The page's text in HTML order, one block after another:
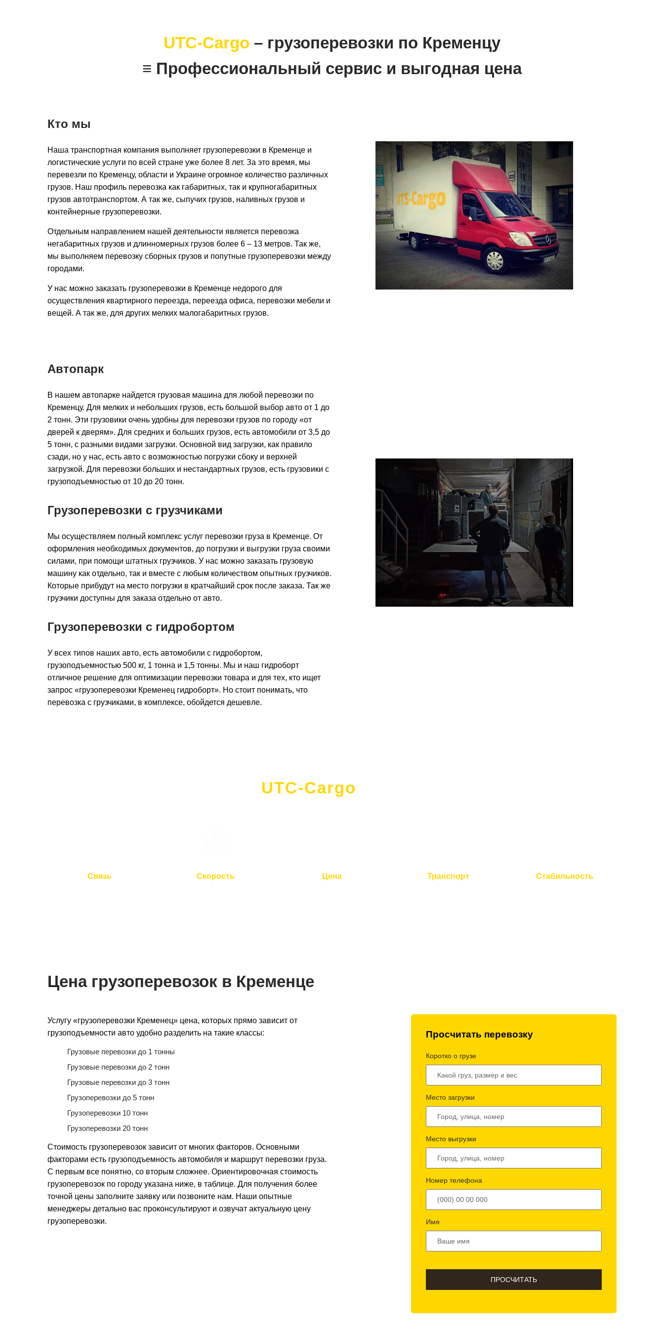
UTC-Cargo – грузоперевозки по Кременцу
≡ Профессиональный сервис и выгодная цена
Кто мы
Наша транспортная компания выполняет грузоперевозки в Кременце и
логистические услуги по всей стране уже более 8 лет. За это время, мы
перевезли по Кременцу, области и Украине огромное количество различных
грузов. Наш профиль перевозка как габаритных, так и крупногабаритных
грузов автотранспортом. А так же, сыпучих грузов, наливных грузов и
контейнерные грузоперевозки.
Отдельным направлением нашей деятельности является перевозка
негабаритных грузов и длинномерных грузов более 6 – 13 метров. Так же,
мы выполняем перевозку сборных грузов и попутные грузоперевозки между
городами.
У нас можно заказать грузоперевозки в Кременце недорого для
осуществления квартирного переезда, переезда офиса, перевозки мебели и
вещей. А так же, для других мелких малогабаритных грузов.
Автопарк
В нашем автопарке найдется грузовая машина для любой перевозки по
Кременцу. Для мелких и небольших грузов, есть большой выбор авто от 1 до
2 тонн. Эти грузовики очень удобны для перевозки грузов по городу «от
дверей к дверям». Для средних и больших грузов, есть автомобили от 3,5 до
5 тонн, с разными видами загрузки. Основной вид загрузки, как правило
сзади, но у нас, есть авто с возможностью погрузки сбоку и верхней
загрузкой. Для перевозки больших и нестандартных грузов, есть грузовики с
грузоподъемностью от 10 до 20 тонн.
Грузоперевозки с грузчиками
Мы осуществляем полный комплекс услуг перевозки груза в Кременце. От
оформления необходимых документов, до погрузки и выгрузки груза своими
силами, при помощи штатных грузчиков. У нас можно заказать грузовую
машину как отдельно, так и вместе с любым количеством опытных грузчиков.
Которые прибудут на место погрузки в кратчайший срок после заказа. Так же
грузчики доступны для заказа отдельно от авто.
Грузоперевозки с гидробортом
У всех типов наших авто, есть автомобили с гидробортом,
грузоподъемностью 500 кг, 1 тонна и 1,5 тонны. Мы и наш гидроборт
отличное решение для оптимизации перевозки товара и для тех, кто ищет
запрос «грузоперевозки Кременец гидроборт». Но стоит понимать, что
перевозка с грузчиками, в комплексе, обойдется дешевле.
UTC-Cargo
Связь
Скорость
Цена
Транспорт
Стабильность
Цена грузоперевозок в Кременце
Услугу «грузоперевозки Кременец» цена, которых прямо зависит от
грузоподъемности авто удобно разделить на такие классы:
Грузовые перевозки до 1 тонны
Грузовые перевозки до 2 тонн
Грузовые перевозки до 3 тонн
Грузоперевозки до 5 тонн
Грузоперевозки 10 тонн
Грузоперевозки 20 тонн
Стоимость грузоперевозок зависит от многих факторов. Основными
факторами есть грузоподъемность автомобиля и маршрут перевозки груза.
С первым все понятно, со вторым сложнее. Ориентировочная стоимость
грузоперевозок по городу указана ниже, в таблице. Для получения более
точной цены заполните заявку или позвоните нам. Наши опытные
менеджеры детально вас проконсультируют и озвучат актуальную цену
грузоперевозки.
Просчитать перевозку
Коротко о грузе
Место загрузки
Место выгрузки
Номер телефона
Имя
ПРОСЧИТАТЬ